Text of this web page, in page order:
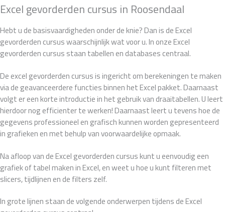
Excel gevorderden cursus in Roosendaal
Hebt u de basisvaardigheden onder de knie? Dan is de Excel
gevorderden cursus waarschijnlijk wat voor u. In onze Excel
gevorderden cursus staan tabellen en databases centraal.
De excel gevorderden cursus is ingericht om berekeningen te maken
via de geavanceerdere functies binnen het Excel pakket. Daarnaast
volgt er een korte introductie in het gebruik van draaitabellen. U leert
hierdoor nog efficienter te werken! Daarnaast leert u tevens hoe de
gegevens professioneel en grafisch kunnen worden gepresenteerd
in grafieken en met behulp van voorwaardelijke opmaak.
Na afloop van de Excel gevorderden cursus kunt u eenvoudig een
grafiek of tabel maken in Excel, en weet u hoe u kunt filteren met
slicers, tijdlijnen en de filters zelf.
In grote lijnen staan de volgende onderwerpen tijdens de Excel